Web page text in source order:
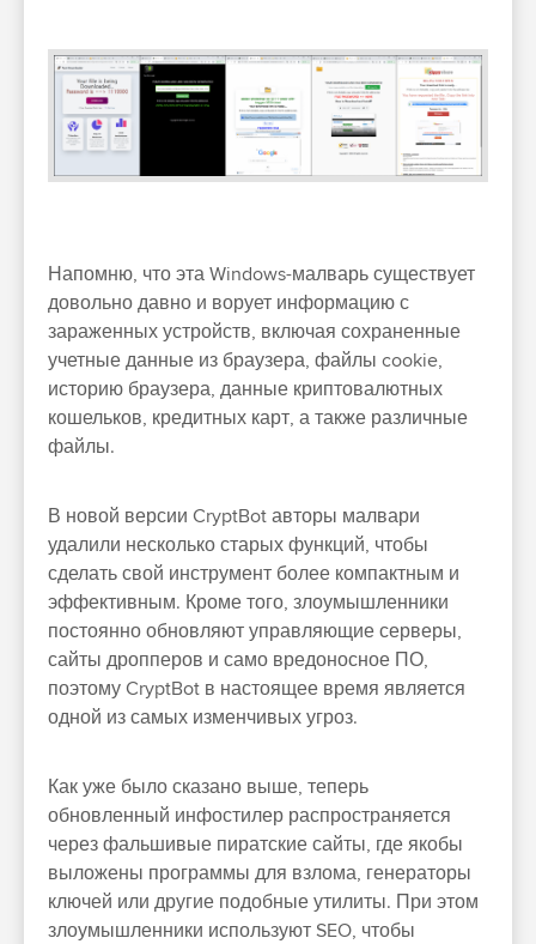
Напомню, что эта Windows-малварь существует
довольно давно и ворует информацию с
зараженных устройств, включая сохраненные
учетные данные из браузера, файлы cookie,
историю браузера, данные криптовалютных
кошельков, кредитных карт, а также различные
файлы.
В новой версии CryptBot авторы малвари
удалили несколько старых функций, чтобы
сделать свой инструмент более компактным и
эффективным. Кроме того, злоумышленники
постоянно обновляют управляющие серверы,
сайты дропперов и само вредоносное ПО,
поэтому CryptBot в настоящее время является
одной из самых изменчивых угроз.
Как уже было сказано выше, теперь
обновленный инфостилер распространяется
через фальшивые пиратские сайты, где якобы
выложены программы для взлома, генераторы
ключей или другие подобные утилиты. При этом
злоумышленники используют SEO, чтобы